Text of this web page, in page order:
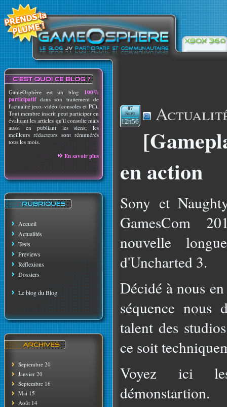
GameOsphère est un blog 100%
participatif dans son traitement de
l'actualité jeux-vidéo (consoles et PC).
Tout membre inscrit peut participer en
évaluant les articles qu'il consulte mais
aussi en publiant les siens; les
meilleurs rédacteurs sont rémunérés
tous les mois.
En savoir plus
Accueil
Actualités
Tests
Previews
Réflexions
Dossiers
Le blog du Blog
Septembre 20
Janvier 20
Septembre 16
Mai 15
Août 14
07
Sept
12h56
en action
Sony et
GamesCom
nouvelle
d'Uncharted 3.
Décidé à nous
séquence nous
talent des
ce soit
Voyez ici
démonstartion.